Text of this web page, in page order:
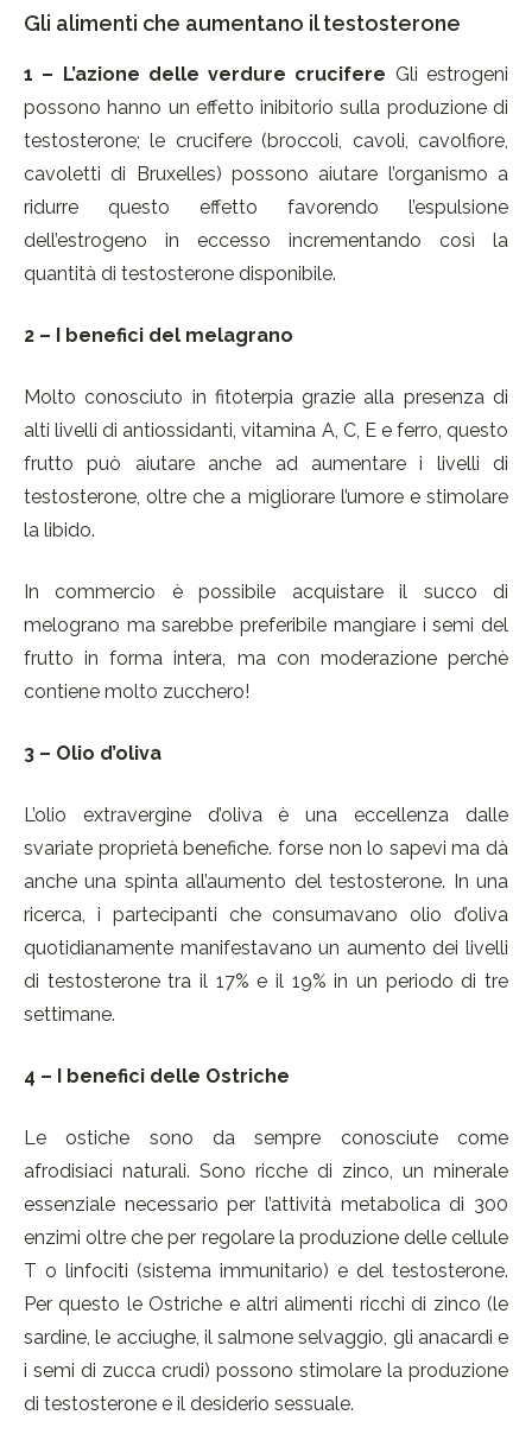
Gli alimenti che aumentano il testosterone
1 – L’azione delle verdure crucifere Gli estrogeni
possono hanno un effetto inibitorio sulla produzione di
testosterone; le crucifere (broccoli, cavoli, cavolfiore,
cavoletti di Bruxelles) possono aiutare l’organismo a
ridurre questo effetto favorendo l’espulsione
dell’estrogeno in eccesso incrementando così la
quantità di testosterone disponibile.
2 – I benefici del melagrano
Molto conosciuto in fitoterpia grazie alla presenza di
alti livelli di antiossidanti, vitamina A, C, E e ferro, questo
frutto può aiutare anche ad aumentare i livelli di
testosterone, oltre che a migliorare l’umore e stimolare
la libido.
In commercio è possibile acquistare il succo di
melograno ma sarebbe preferibile mangiare i semi del
frutto in forma intera, ma con moderazione perchè
contiene molto zucchero!
3 – Olio d’oliva
L’olio extravergine d’oliva è una eccellenza dalle
svariate proprietà benefiche. forse non lo sapevi ma dà
anche una spinta all’aumento del testosterone. In una
ricerca, i partecipanti che consumavano olio d’oliva
quotidianamente manifestavano un aumento dei livelli
di testosterone tra il 17% e il 19% in un periodo di tre
settimane.
4 – I benefici delle Ostriche
Le ostiche sono da sempre conosciute come
afrodisiaci naturali. Sono ricche di zinco, un minerale
essenziale necessario per l’attività metabolica di 300
enzimi oltre che per regolare la produzione delle cellule
T o linfociti (sistema immunitario) e del testosterone.
Per questo le Ostriche e altri alimenti ricchi di zinco (le
sardine, le acciughe, il salmone selvaggio, gli anacardi e
i semi di zucca crudi) possono stimolare la produzione
di testosterone e il desiderio sessuale.